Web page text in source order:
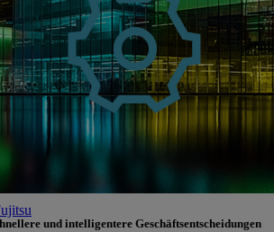
und intelligentere Geschäftsentscheidungen